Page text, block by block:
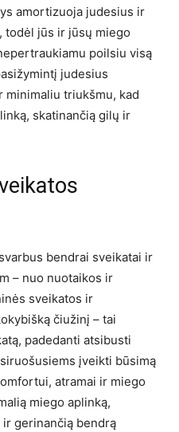
amortizuoja judesius ir
todėl jūs ir jūsų miego
poilsiu visą
judesius
minimaliu triukšmu, kad
skatinančią gilų ir
bendrai sveikatai ir
– nuo nuotaikos ir
sveikatos ir
čiužinį – tai
padedanti atsibusti
įveikti būsimą
atramai ir miego
miego aplinką,
gerinančią bendrą